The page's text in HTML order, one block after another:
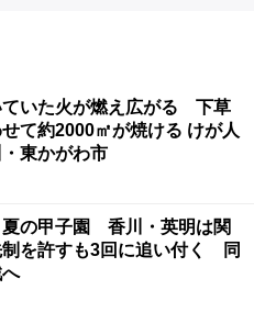
ていた火が燃え広がる 下草
て約2000㎡が焼ける けが人
東かがわ市
夏の甲子園 香川・英明は関
を許すも3回に追い付く 同